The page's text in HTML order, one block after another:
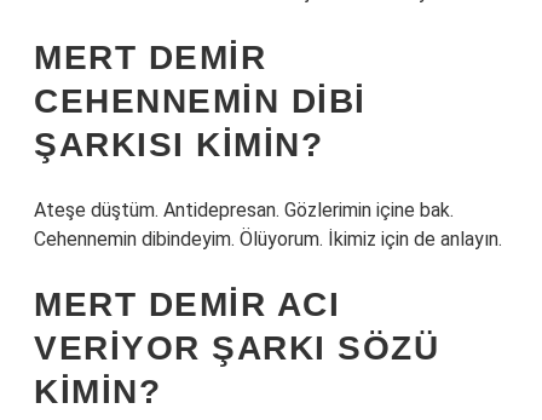
MERT DEMIR
CEHENNEMIN DIBI
ŞARKISI KIMIN?
Ateşe düştüm. Antidepresan. Gözlerimin içine bak.
Cehennemin dibindeyim. Ölüyorum. İkimiz için de anlayın.
MERT DEMIR ACI
VERIYOR ŞARKI SÖZÜ
KIMIN?